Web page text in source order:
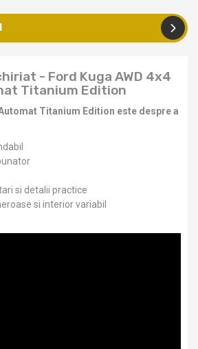
- Ford Kuga AWD 4x4
Titanium Edition
Titanium Edition este despre a
si detalii practice
si interior variabil